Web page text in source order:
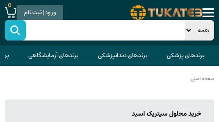
ورود | ثبت نام
0
برندهای پزشکی برندهای دندانپزشکی برندهای آزمایشگاهی
صفحه اصلی
خرید محلول سیتریک اسید